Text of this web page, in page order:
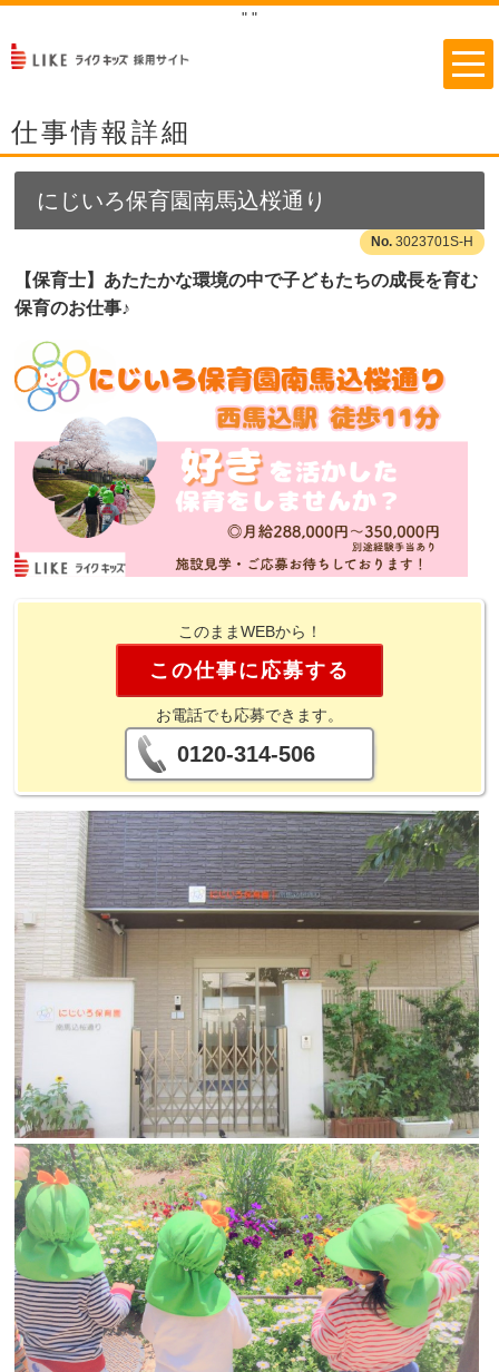
" "
仕事情報詳細
にじいろ保育園南馬込桜通り
3023701S-H
【保育士】あたたかな環境の中で子どもたちの成長を育む
保育のお仕事♪
このままWEBから！
この仕事に応募する
お電話でも応募できます。
0120-314-506